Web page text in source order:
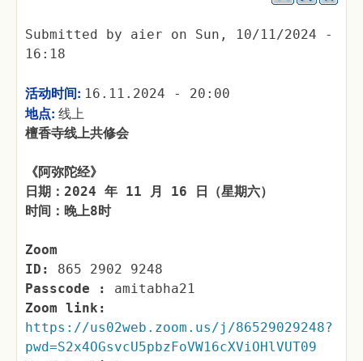
Submitted by aier on Sun, 10/11/2024 -
16:18
活动时间: 16.11.2024 - 20:00
地点: 线上
檀香寺线上共修会
《阿弥陀经》
日期：2024 年 11 月 16 日（星期六）
时间：晚上8时
Zoom
ID:
865 2902 9248
Passcode : amitabha21
Zoom link:
https://us02web.zoom.us/j/86529029248?
pwd=S2x4OGsvcU5pbzFoVW16cXViOHlVUT09